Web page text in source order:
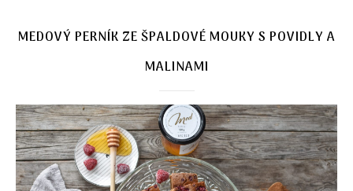
MEDOVÝ PERNÍK ZE ŠPALDOVÉ MOUKY S POVIDLY A
MALINAMI